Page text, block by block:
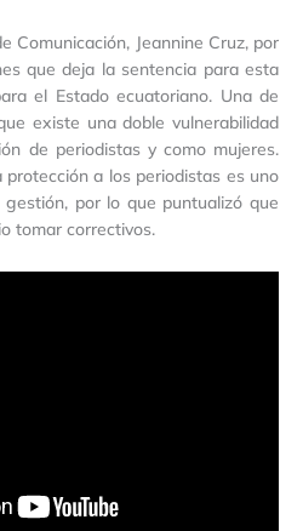
Comunicación, Jeannine Cruz, por
que deja la sentencia para esta
el Estado ecuatoriano. Una de
existe una doble vulnerabilidad
de periodistas y como mujeres.
a los periodistas es uno
por lo que puntualizó que
tomar correctivos.